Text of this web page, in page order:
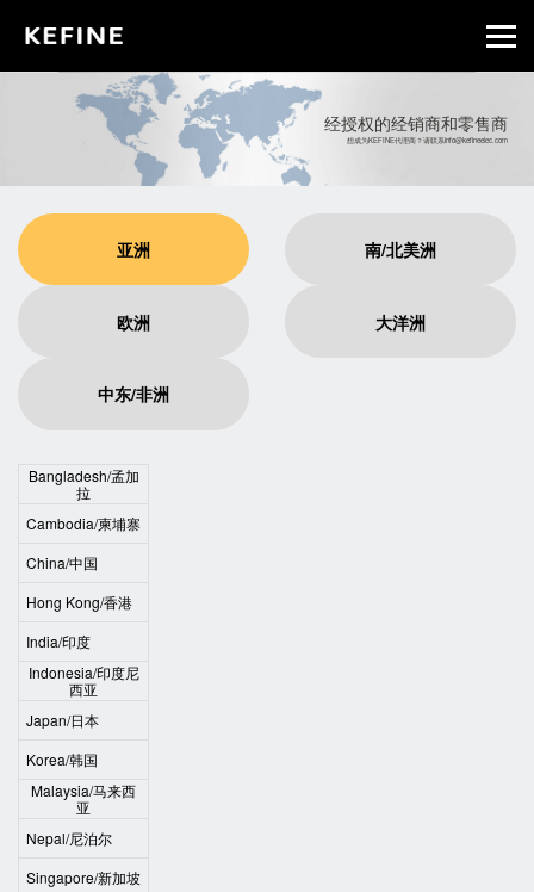
经授权的经销商和零售商
想成为KEFINE代理商？请联系info@kefineelec.com
亚洲 南/北美洲
欧洲 大洋洲
中东/非洲
Bangladesh/孟加
拉
Cambodia/柬埔寨
China/中国
Hong Kong/香港
India/印度
Indonesia/印度尼
西亚
Japan/日本
Korea/韩国
Malaysia/马来西
亚
Nepal/尼泊尔
Singapore/新加坡